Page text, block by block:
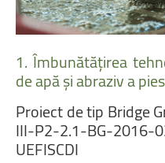
1. Îmbunătățirea
deapășiabraziva
Proiectdetip Bridge
III-P2-2.1-BG-2016-
UEFISCDI